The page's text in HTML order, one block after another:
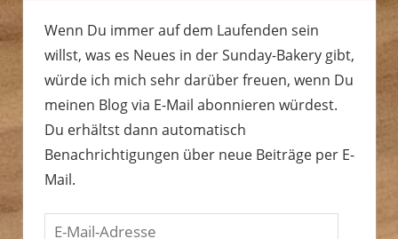
Wenn Du immer auf dem Laufenden sein
willst, was es Neues in der Sunday-Bakery gibt,
würde ich mich sehr darüber freuen, wenn Du
meinen Blog via E-Mail abonnieren würdest.
Du erhältst dann automatisch
Benachrichtigungen über neue Beiträge per E-
Mail.
E-